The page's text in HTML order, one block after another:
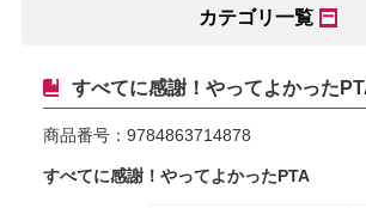
カテゴリ一覧
すべてに感謝！やってよかった
商品番号： 9784863714878
すべてに感謝！やってよかったPTA